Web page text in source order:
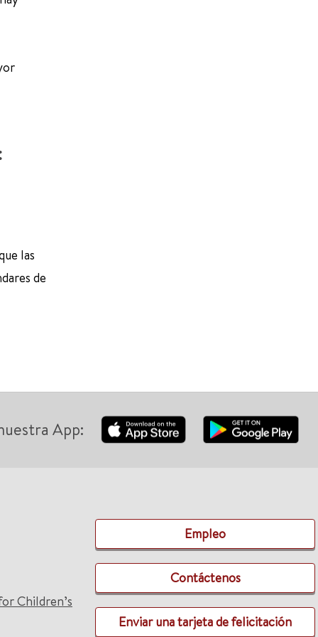
las
de
App:
Children’s
Empleo
Contáctenos
Enviar una tarjeta de felicitación